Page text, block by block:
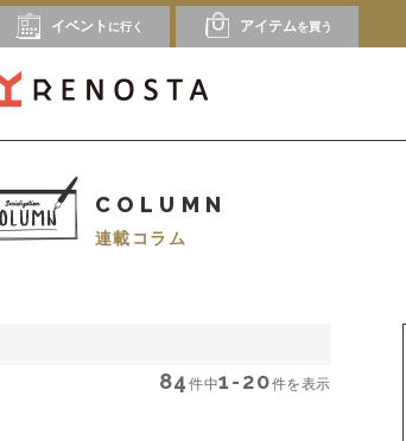
イベント に行く アイテムを買う
COLUMN
連載コラム
84件中1-20件を表示